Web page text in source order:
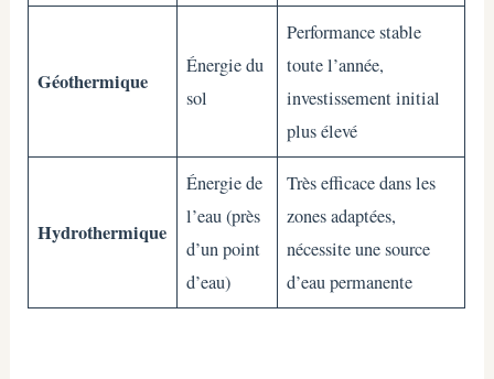
Géothermique
Énergie du
sol
Performance stable
toute l’année,
investissement initial
plus élevé
Hydrothermique
Énergie de
l’eau (près
d’un point
d’eau)
Très efficace dans les
zones adaptées,
nécessite une source
d’eau permanente